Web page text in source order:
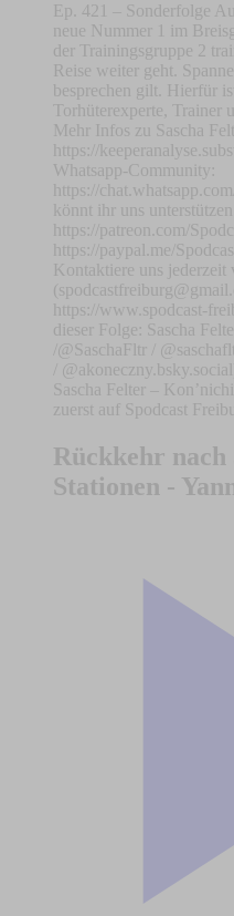
Ep. 421 – Sonderfolge
neue Nummer 1 im
der Trainingsgruppe 2
Reise weiter geht.
besprechen gilt. Hierfür
Torhüterexperte, Trainer
Mehr Infos zu Sascha
https://
Whatsapp-Community:
https://
könnt ihr uns unterstützen:
https://patreon.com/
https://paypal.me/
Kontaktiere uns jederzeit
(
https://www.spodcast-
dieser Folge: Sascha
/@SaschaFltr /
/
Sascha Felter –
zuerst auf Spodcast
Rückkehr nach
Stationen -